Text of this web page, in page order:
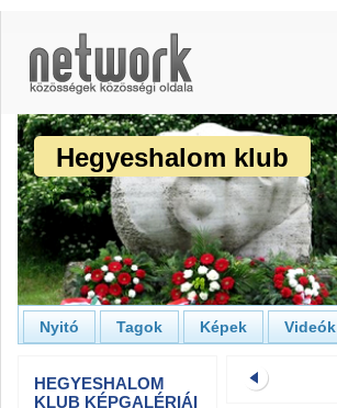
Hegyeshalom klub
Nyitó Tagok Képek Videók
HEGYESHALOM
KLUB KÉPGALÉRIÁI